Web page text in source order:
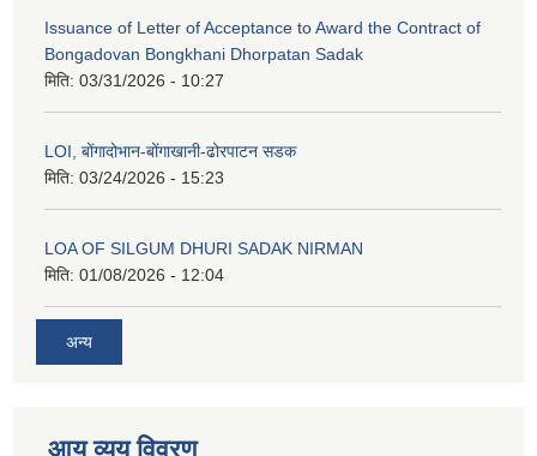
Issuance of Letter of Acceptance to Award the Contract of
Bongadovan Bongkhani Dhorpatan Sadak
मिति: 03/31/2026 - 10:27
LOI, बोंगादोभान-बोंगाखानी-ढोरपाटन सडक
मिति: 03/24/2026 - 15:23
LOA OF SILGUM DHURI SADAK NIRMAN
मिति: 01/08/2026 - 12:04
अन्य
आय व्यय विवरण